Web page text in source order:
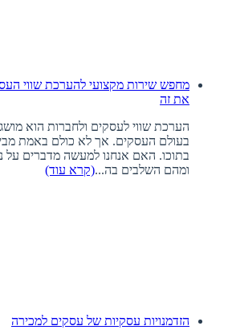
מחפש שירות מקצועי להערכת שווי
את זה
הערכת שווי לעסקים ולחברות הוא
בעולם העסקים. אך לא כולם באמת
בתוכו. האם אנחנו למעשה מדברים על
ומהם השלבים בה...(קרא עוד)
הזדמנויות עסקיות של עסקים למכירה